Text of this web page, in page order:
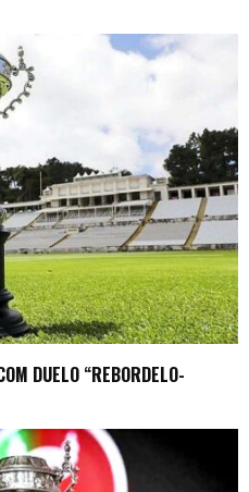
DUELO “REBORDELO-